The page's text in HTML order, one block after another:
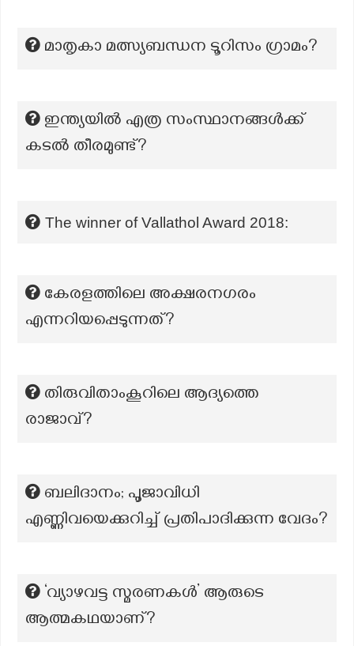
മാതൃകാ മത്സ്യബന്ധന ടൂറിസം ഗ്രാമം?
ഇന്ത്യയില്‍ എത്ര സംസ്ഥാനങ്ങള്‍ക്ക്
കടല്‍ തീരമുണ്ട്?
The winner of Vallathol Award 2018:
കേരളത്തിലെ അക്ഷരനഗരം
എന്നറിയപ്പെടുന്നത്?
തിരുവിതാംകൂറിലെ ആദ്യത്തെ
രാജാവ്?
ബലിദാനം; പൂജാവിധി
എണ്ണിവയെക്കുറിച്ച് പ്രതിപാദിക്കുന്ന വേദം?
‘വ്യാഴവട്ട സ്മരണകൾ’ ആരുടെ
ആത്മകഥയാണ്?